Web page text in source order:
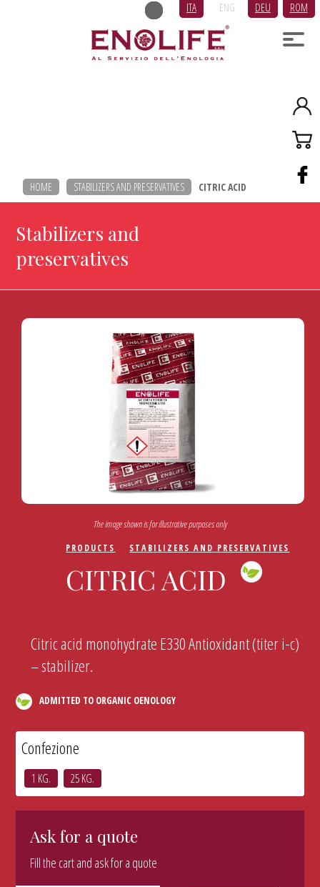
ITA ENG DEU ROM
HOME STABILIZERS AND PRESERVATIVES CITRIC ACID
Stabilizers and
preservatives
The image shown is for illustrative purposes only
PRODUCTS STABILIZERS AND PRESERVATIVES
CITRIC ACID
Citric acid monohydrate E330 Antioxidant (titer i-c)
– stabilizer.
ADMITTED TO ORGANIC OENOLOGY
Confezione
1 KG. 25 KG.
Ask for a quote
Fill the cart and ask for a quote